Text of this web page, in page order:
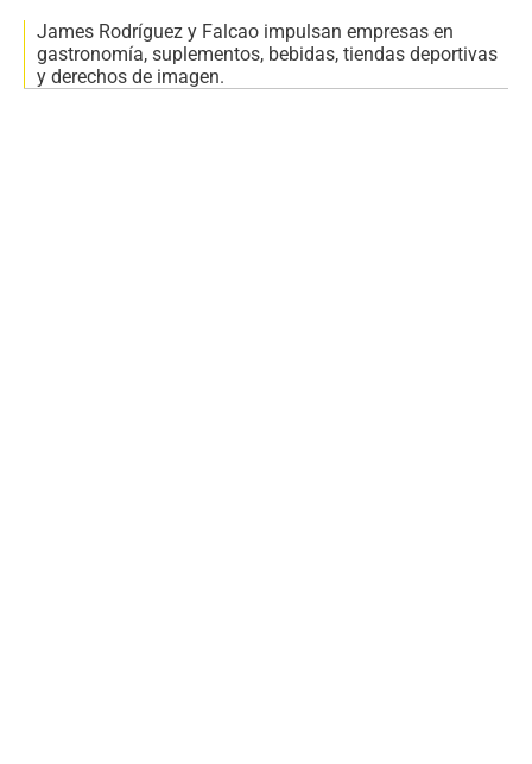
James Rodríguez y Falcao impulsan empresas en
gastronomía, suplementos, bebidas, tiendas deportivas
y derechos de imagen.